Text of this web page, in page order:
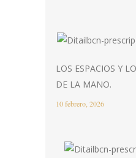
LOS ESPACIOS Y
DE LA MANO.
10 febrero, 2026